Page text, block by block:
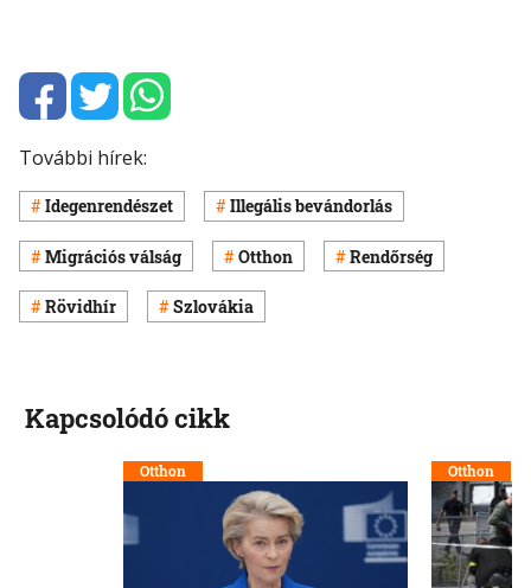
További hírek:
Idegenrendészet Illegális bevándorlás
Migrációs válság Otthon Rendőrség
Rövidhír Szlovákia
Kapcsolódó cikk
Otthon Otthon